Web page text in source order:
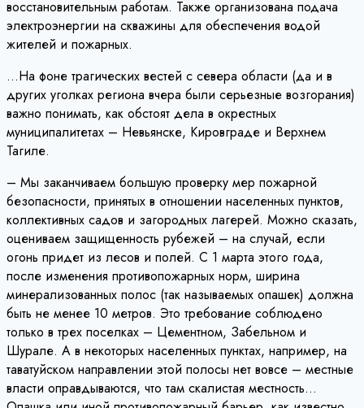
восстановительным работам. Также организована подача
электроэнергии на скважины для обеспечения водой
жителей и пожарных.
…На фоне трагических вестей с севера области (да и в
других уголках региона вчера были серьезные возгорания)
важно понимать, как обстоят дела в окрестных
муниципалитетах – Невьянске, Кировграде и Верхнем
Тагиле.
– Мы заканчиваем большую проверку мер пожарной
безопасности, принятых в отношении населенных пунктов,
коллективных садов и загородных лагерей. Можно сказать,
оцениваем защищенность рубежей – на случай, если
огонь придет из лесов и полей. С 1 марта этого года,
после изменения противопожарных норм, ширина
минерализованных полос (так называемых опашек) должна
быть не менее 10 метров. Это требование соблюдено
только в трех поселках – Цементном, Забельном и
Шурале. А в некоторых населенных пунктах, например, на
таватуйском направлении этой полосы нет вовсе – местные
власти оправдываются, что там скалистая местность…